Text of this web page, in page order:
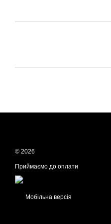
© 2026
Приймаємо до оплати
Мобільна версія